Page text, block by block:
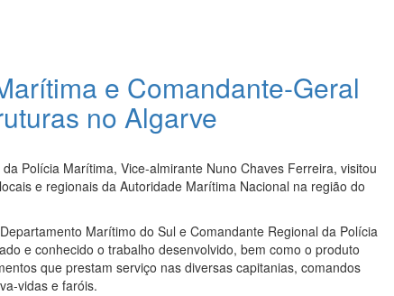
e Comandante-Geral
no Algarve
Polícia Marítima, Vice-almirante Nuno Chaves Ferreira, visitou
e regionais da Autoridade Marítima Nacional na região do
Marítimo do Sul e Comandante Regional da Polícia
e conhecido o trabalho desenvolvido, bem como o produto
que prestam serviço nas diversas capitanias, comandos
vidas e faróis.